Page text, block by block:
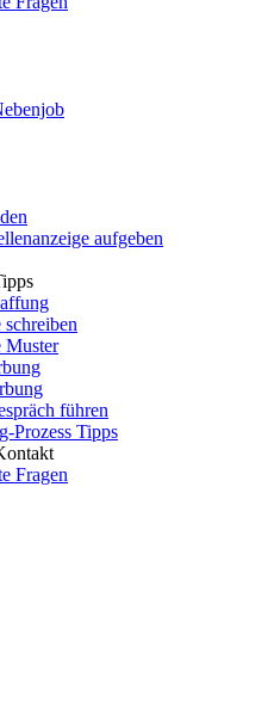
aufgeben
schreiben
Muster
führen
Prozess Tipps
Fragen